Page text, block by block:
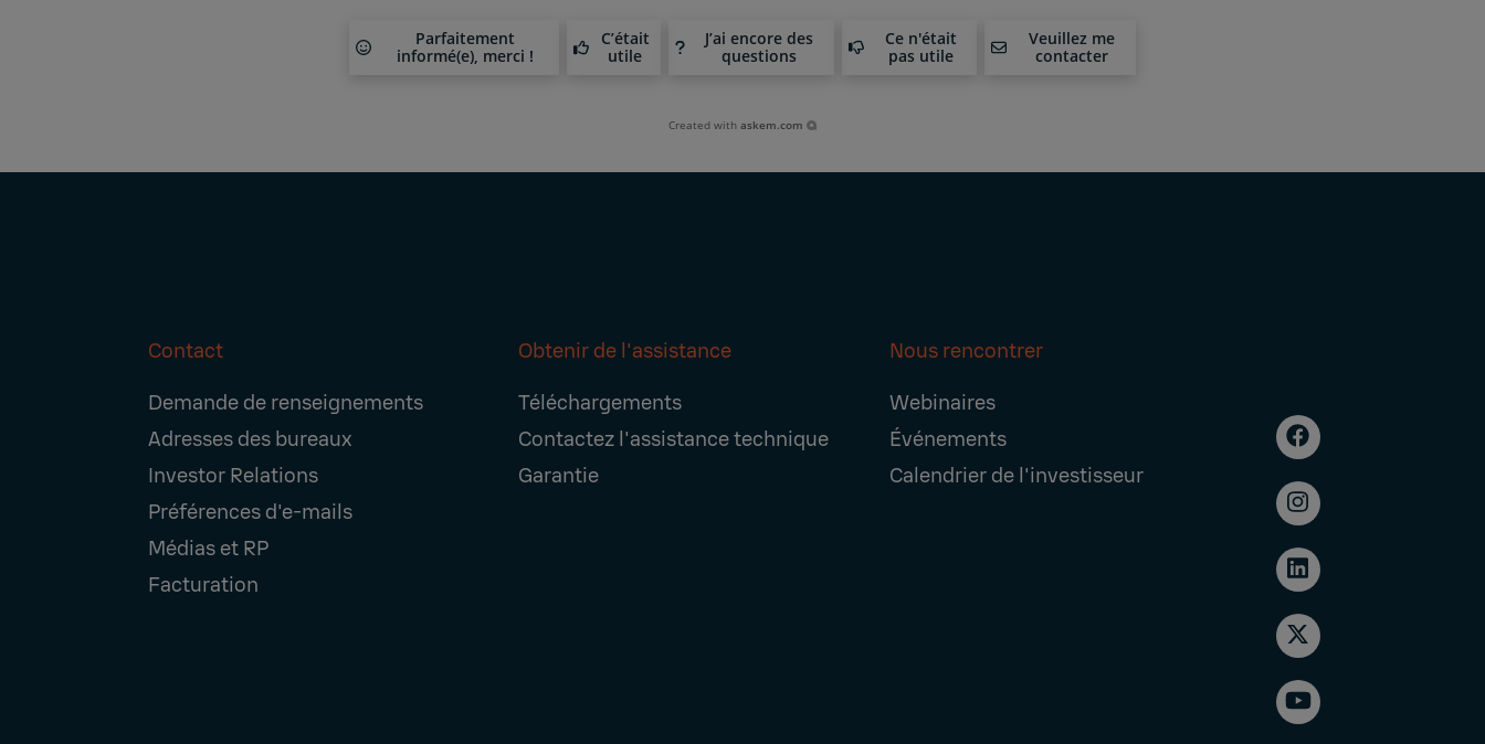
Parfaitement
informé(e), merci !
C’était
utile
J’ai encore des
questions
Ce n'était
pas utile
Veuillez me
contacter
Created withaskem.com
Footer
Navigation
Contact
Demande de renseignements
Adresses des bureaux
Investor Relations
Préférences d'e-mails
Médias et RP
Facturation
Obtenir de l'assistance
Téléchargements
Contactez l'assistance technique
Garantie
Nous rencontrer
Webinaires
Événements
Calendrier de l'investisseur